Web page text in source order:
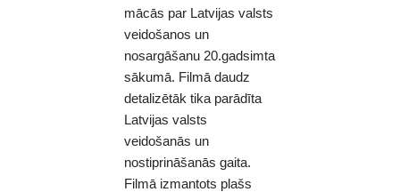
mācās par Latvijas valsts
veidošanos un
nosargāšanu 20.gadsimta
sākumā. Filmā daudz
detalizētāk tika parādīta
Latvijas valsts
veidošanās un
nostiprināšanās gaita.
Filmā izmantots plašs